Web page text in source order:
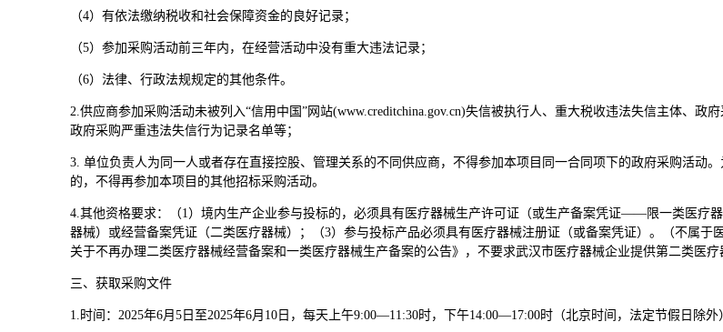
（4）有依法缴纳税收和社会保障资金的良好记录；
（5）参加采购活动前三年内，在经营活动中没有重大违法记录；
（6）法律、行政法规规定的其他条件。
2.供应商参加采购活动未被列入“信用中国”网站(www.creditchina.gov.cn)失信被执行人、重大税收违法失信主体、政
政府采购严重违法失信行为记录名单等；
3. 单位负责人为同一人或者存在直接控股、管理关系的不同供应商，不得参加本项目同一合同项下的政府采购活动
的，不得再参加本项目的其他招标采购活动。
4.其他资格要求：（1）境内生产企业参与投标的，必须具有医疗器械生产许可证（或生产备案凭证——限一类医疗
器械）或经营备案凭证（二类医疗器械）；（3）参与投标产品必须具有医疗器械注册证（或备案凭证）。（不属
关于不再办理二类医疗器械经营备案和一类医疗器械生产备案的公告》，不要求武汉市医疗器械企业提供第二类医
三、获取采购文件
1. 时间：2025年6月5日至2025年6月10日，每天上午9:00—11:30时，下午14:00—17:00时（北京时间，法定节假日除外